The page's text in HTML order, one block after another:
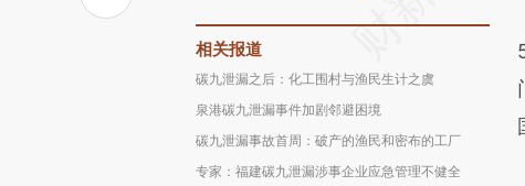
相关报道
碳九泄漏之后：化工围村与渔民生计之虞
泉港碳九泄漏事件加剧邻避困境
碳九泄漏事故首周：破产的渔民和密布的工厂
专家：福建碳九泄漏涉事企业应急管理不健全